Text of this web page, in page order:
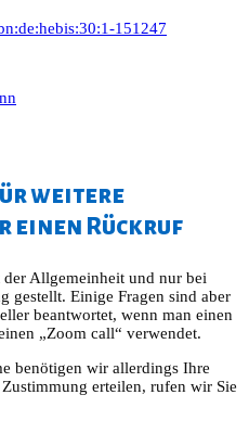
151247
weitere
einen Rückruf
Allgemeinheit und nur bei
gestellt. Einige Fragen sind aber
beantwortet, wenn man einen
„Zoom call“ verwendet.
benötigen wir allerdings Ihre
erteilen, rufen wir Sie